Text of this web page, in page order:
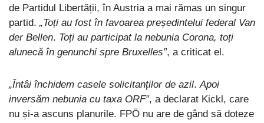
de Partidul Libertății, în Austria a mai rămas un singur
partid. „Toți au fost în favoarea președintelui federal Van
der Bellen. Toți au participat la nebunia Corona, toți
alunecă în genunchi spre Bruxelles”, a criticat el.
„Întâi închidem casele solicitanților de azil.Apoi
inversăm nebunia cu taxa ORF”, a declarat Kickl, care
nu și-a ascuns planurile. FPÖ nu are de gând să doteze